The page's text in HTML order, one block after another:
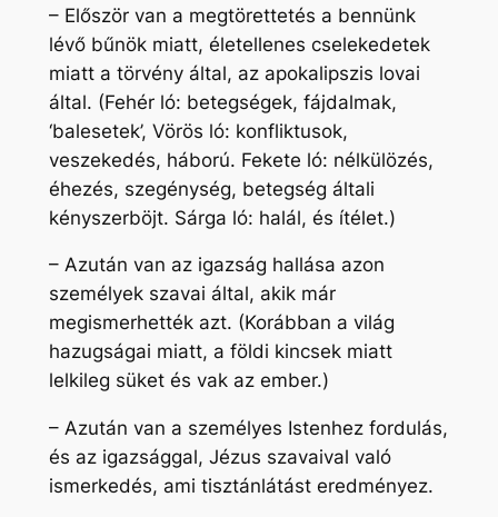
– Először van a megtörettetés a bennünk
lévő bűnök miatt, életellenes cselekedetek
miatt a törvény által, az apokalipszis lovai
által. (Fehér ló: betegségek, fájdalmak,
‘balesetek’, Vörös ló: konfliktusok,
veszekedés, háború. Fekete ló: nélkülözés,
éhezés, szegénység, betegség általi
kényszerböjt. Sárga ló: halál, és ítélet.)
– Azután van az igazság hallása azon
személyek szavai által, akik már
megismerhették azt. (Korábban a világ
hazugságai miatt, a földi kincsek miatt
lelkileg süket és vak az ember.)
– Azután van a személyes Istenhez fordulás,
és az igazsággal, Jézus szavaival való
ismerkedés, ami tisztánlátást eredményez.